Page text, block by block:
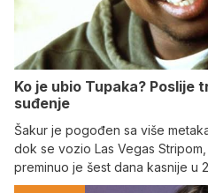
Ko je ubio Tupaka? Poslije
suđenje
Šakur je pogođen sa više
dok se vozio Las Vegas
preminuo je šest dana kasnije u